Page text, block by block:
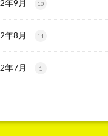
年9月 10
年8月 11
年7月 1